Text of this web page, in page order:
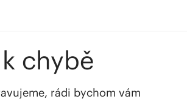
chybě
rádi bychom vám